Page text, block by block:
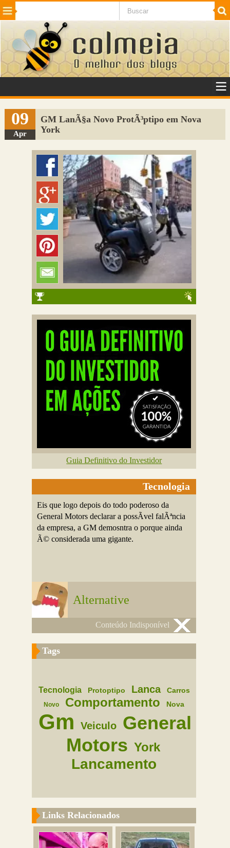
Beleza Cinema e TV
Internet Jogos NotÃ­cias SaÃºde
VeÃ­culos Adulto
Sugerir Link
Adicionar Blog
Colmeia Exchange
Perguntas Frequentes
09
Apr
GM LanÃ§a Novo ProtÃ³ptipo em Nova
York
Guia Definitivo do Investidor
Tecnologia
Eis que logo depois do todo poderoso da
General Motors declarar a possÃ­vel falÃªncia
da empresa, a GM demosntra o porque ainda
Ã© considerada uma gigante.
Alternative
Conteúdo Indisponível
Tags
Tecnologia Protoptipo Lanca Carros
Novo Comportamento Nova
Gm Veiculo General
Motors York
Lancamento
Links Relacionados